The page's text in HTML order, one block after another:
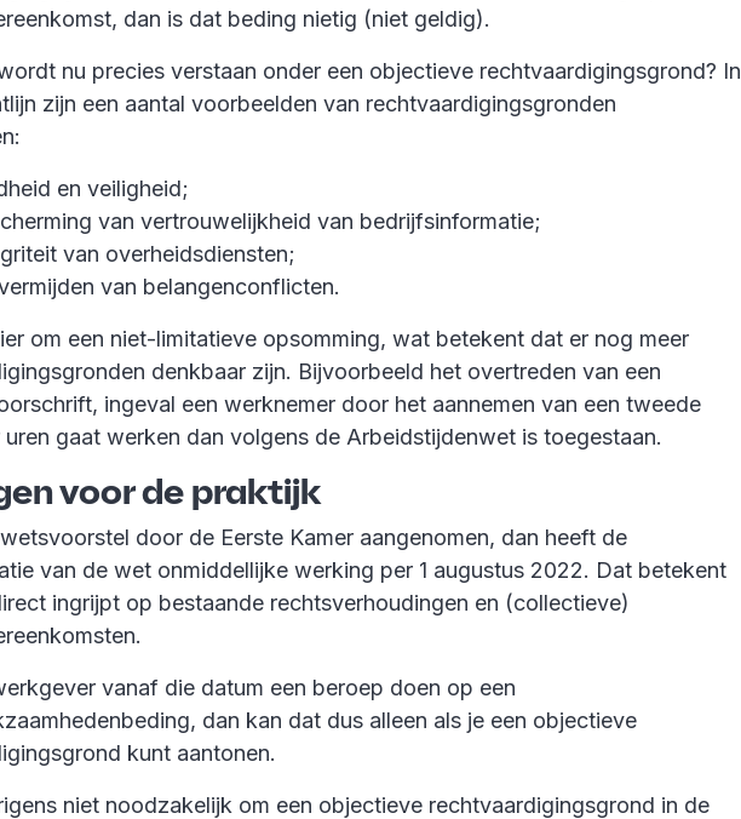
dan is dat beding nietig (niet geldig).
nu precies verstaan onder een objectieve rechtvaardigingsgrond? In
zijn een aantal voorbeelden van rechtvaardigingsgronden
en veiligheid;
van vertrouwelijkheid van bedrijfsinformatie;
van overheidsdiensten;
van belangenconflicten.
om een niet-limitatieve opsomming, wat betekent dat er nog meer
denkbaar zijn. Bijvoorbeeld het overtreden van een
ingeval een werknemer door het aannemen van een tweede
uren gaat werken dan volgens de Arbeidstijdenwet is toegestaan.
voor de praktijk
door de Eerste Kamer aangenomen, dan heeft de
van de wet onmiddellijke werking per 1 augustus 2022. Dat betekent
ingrijpt op bestaande rechtsverhoudingen en (collectieve)
vanaf die datum een beroep doen op een
dan kan dat dus alleen als je een objectieve
kunt aantonen.
niet noodzakelijk om een objectieve rechtvaardigingsgrond in de